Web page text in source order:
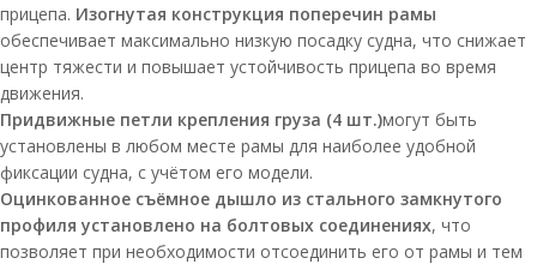
прицепа. Изогнутая конструкция поперечин рамы
обеспечивает максимально низкую посадку судна, что снижает
центр тяжести и повышает устойчивость прицепа во время
движения.
Придвижные петли крепления груза (4 шт.)могут быть
установлены в любом месте рамы для наиболее удобной
фиксации судна, с учётом его модели.
Оцинкованное съёмное дышло из стального замкнутого
профиля установлено на болтовых соединениях, что
позволяет при необходимости отсоединить его от рамы и тем